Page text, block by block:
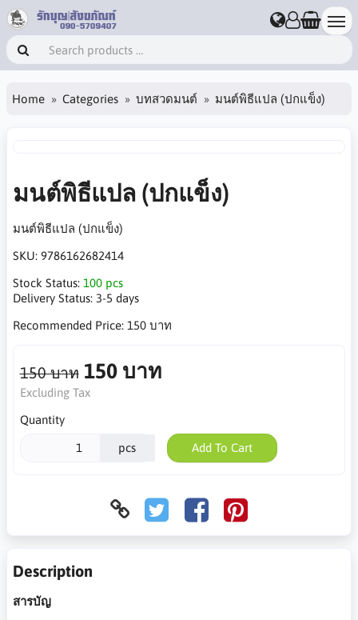
Home Categories บทสวดมนต์ มนต์พิธีแปล (ปกแข็ง)
มนต์พิธีแปล (ปกแข็ง)
มนต์พิธีแปล (ปกแข็ง)
SKU: 9786162682414
Stock Status: 100 pcs
Delivery Status: 3-5 days
Recommended Price: 150 บาท
150 บาท 150 บาท
Excluding Tax
Quantity
pcs Add To Cart
Description
สารบัญ